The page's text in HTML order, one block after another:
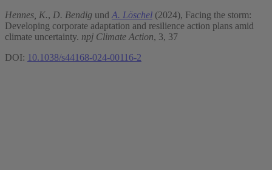
Hennes, K., D. Bendig und A. Löschel (2024), Facing the storm:
Developing corporate adaptation and resilience action plans amid
climate uncertainty. npj Climate Action, 3, 37
DOI: 10.1038/s44168-024-00116-2